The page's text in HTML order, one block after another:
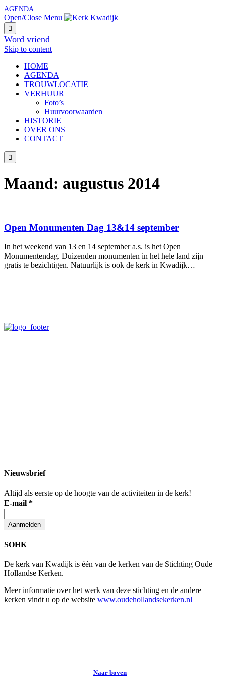
AGENDA
Open/Close Menu

Word vriend
Skip to content
HОМЕ
AGENDA
TROUWLOCATIE
VERHUUR
Foto’s
Huurvoorwaarden
HISTORIE
OVER ONS
CONTACT

Maand: augustus 2014
Open Monumenten Dag 13&14 september
In het weekend van 13 en 14 september a.s. is het Open
Monumentendag. Duizenden monumenten in het hele land zijn
gratis te bezichtigen. Natuurlijk is ook de kerk in Kwadijk…
Nieuwsbrief
Altijd als eerste op de hoogte van de activiteiten in de kerk!
E-mail *
SOHK
De kerk van Kwadijk is één van de kerken van de Stichting Oude
Hollandse Kerken.
Meer informatie over het werk van deze stichting en de andere
kerken vindt u op de website www.oudehollandsekerken.nl
Naar boven